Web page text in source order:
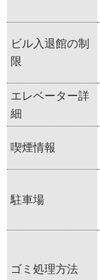
ビル入退館の制
限
エレベーター詳
細
喫煙情報
駐車場
ゴミ処理方法